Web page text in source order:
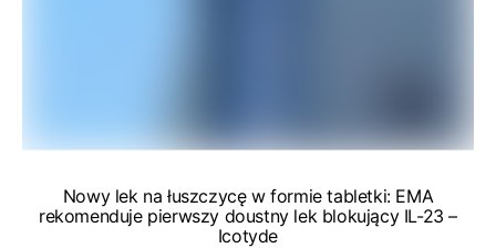
Nowy lek na łuszczycę w formie tabletki: EMA
rekomenduje pierwszy doustny lek blokujący IL-23 –
Icotyde